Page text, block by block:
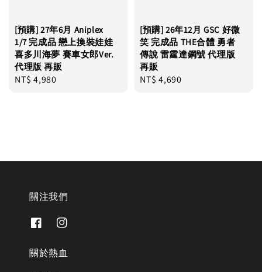
[預購] 27年6月 Aniplex
1/7 完成品 戀上換裝娃娃
喜多川海夢 賽車女郎Ver.
代理版 再販
Regular
NT$ 4,980
[預購] 26年12月 GSC 好微
笑 完成品 THE合體 勇者
傳說 雷霆達鋼號 代理版
再販
Regular
NT$ 4,690
關注我們
關於熱血